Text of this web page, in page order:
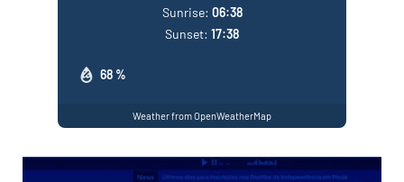
68 %
Sunrise: 06:38
Sunset: 17:38
Weather from OpenWeatherMap